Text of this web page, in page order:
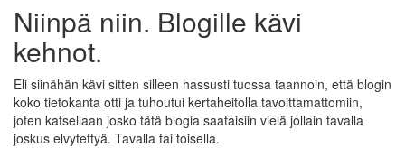
Niinpä niin. Blogille kävi
kehnot.
Eli siinähän kävi sitten silleen hassusti tuossa taannoin, että blogin
koko tietokanta otti ja tuhoutui kertaheitolla tavoittamattomiin,
joten katsellaan josko tätä blogia saataisiin vielä jollain tavalla
joskus elvytettyä. Tavalla tai toisella.